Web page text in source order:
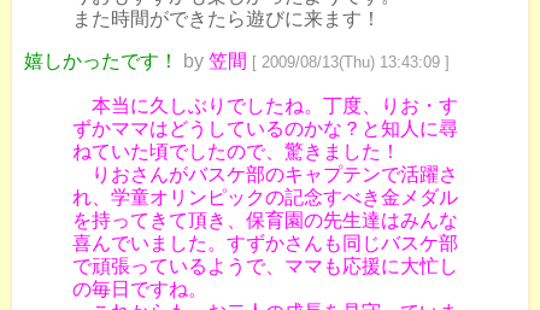
また時間ができたら遊びに来ます！
嬉しかったです！ by 笠間 [ 2009/08/13(Thu) 13:43:09 ]
本当に久しぶりでしたね。丁度、りお・す
ずかママはどうしているのかな？と知人に尋
ねていた頃でしたので、驚きました！
りおさんがバスケ部のキャプテンで活躍さ
れ、学童オリンピックの記念すべき金メダル
を持ってきて頂き、保育園の先生達はみんな
喜んでいました。すずかさんも同じバスケ部
で頑張っているようで、ママも応援に大忙し
の毎日ですね。